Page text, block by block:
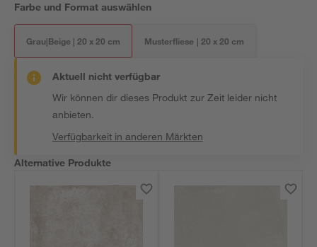
Farbe und Format auswählen
Grau|Beige | 20 x 20 cm Musterfliese | 20 x 20 cm
Aktuell nicht verfügbar
Wir können dir dieses Produkt zur Zeit leider nicht
anbieten.
Verfügbarkeit in anderen Märkten
Alternative Produkte